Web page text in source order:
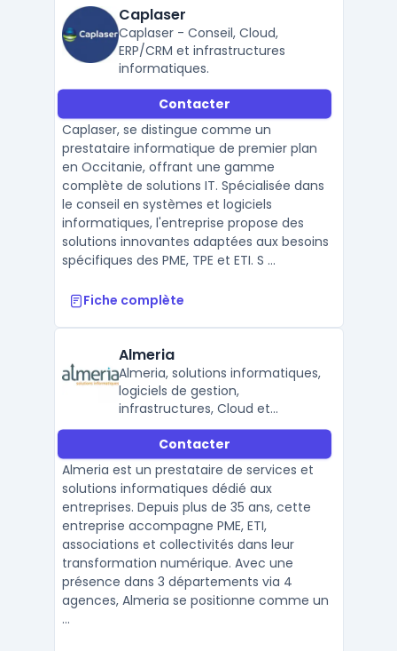
Caplaser
Caplaser - Conseil, Cloud,
ERP/CRM et infrastructures
informatiques.
Contacter
Caplaser, se distingue comme un
prestataire informatique de premier plan
en Occitanie, offrant une gamme
complète de solutions IT. Spécialisée dans
le conseil en systèmes et logiciels
informatiques, l'entreprise propose des
solutions innovantes adaptées aux besoins
spécifiques des PME, TPE et ETI. S ...
Fiche complète
Almeria
Almeria, solutions informatiques,
logiciels de gestion,
infrastructures, Cloud et
services de proximité.
Contacter
Almeria est un prestataire de services et
solutions informatiques dédié aux
entreprises. Depuis plus de 35 ans, cette
entreprise accompagne PME, ETI,
associations et collectivités dans leur
transformation numérique. Avec une
présence dans 3 départements via 4
agences, Almeria se positionne comme un
...